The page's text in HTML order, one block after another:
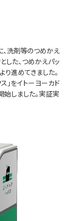
、洗剤等のつめかえ
した、つめかえパッ
り進めてきました。
」をイトーヨーカド
始しました。実証実